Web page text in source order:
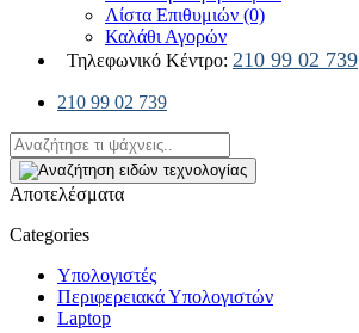
Λίστα Επιθυμιών (0)
Καλάθι Αγορών
Τηλεφωνικό Κέντρο: 210 99 02 739
210 99 02 739
Αποτελέσματα
Categories
Υπολογιστές
Περιφερειακά Υπολογιστών
Laptop